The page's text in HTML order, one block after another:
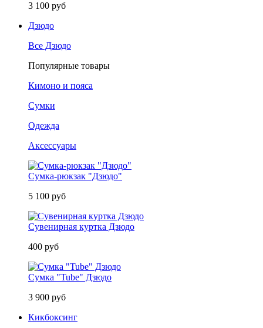
3 100 руб
Дзюдо
Все Дзюдо
Популярные товары
Кимоно и пояса
Сумки
Одежда
Аксессуары
Сумка-рюкзак "Дзюдо"
5 100 руб
Сувенирная куртка Дзюдо
400 руб
Сумка "Tube" Дзюдо
3 900 руб
Кикбоксинг